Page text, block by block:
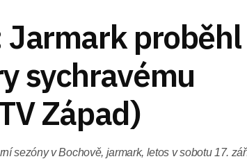
Jarmark proběhl
sychravému
Západ)
sezóny v Bochově, jarmark, letos v sobotu 17.